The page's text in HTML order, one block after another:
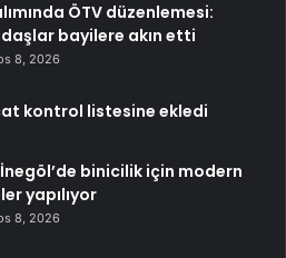
ÖTV düzenlemesi:
bayilere akın etti
8, 2026
kontrol listesine ekledi
binicilik için modern
yapılıyor
8, 2026